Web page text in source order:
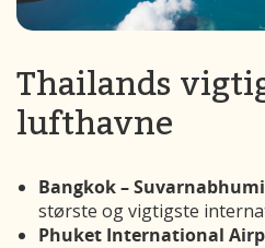
Thailands
lufthavne
Bangkok –
største og vigtigste
Phuket International